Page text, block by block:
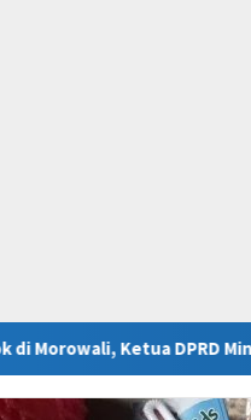
Minta Kasus Diusut